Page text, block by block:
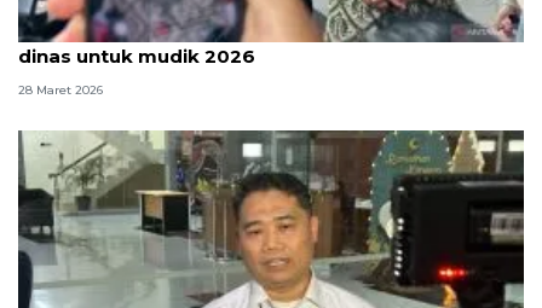
KPK sebut masih ada penyalahgunaan kendaraan
dinas untuk mudik 2026
28 Maret 2026